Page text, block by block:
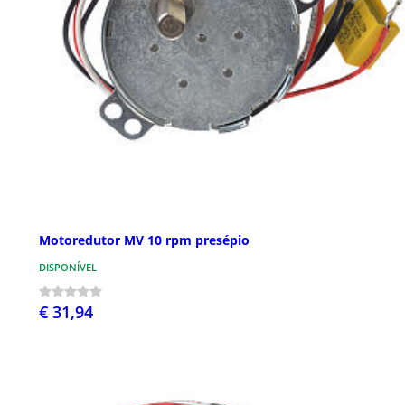
Motoredutor MV 10 rpm presépio
DISPONÍVEL
€ 31,94